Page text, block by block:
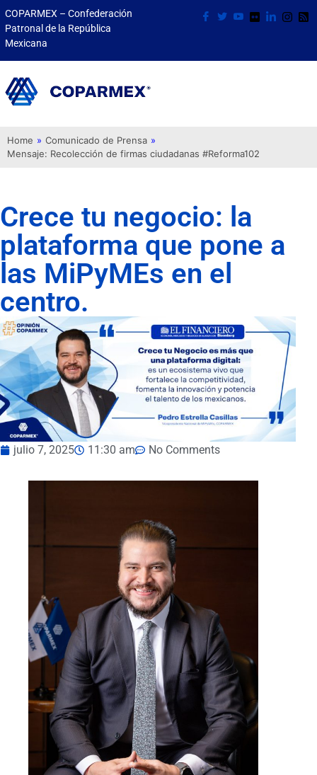
COPARMEX – Confederación
Patronal de la República
Mexicana
Home » Comunicado de Prensa »
Mensaje: Recolección de firmas ciudadanas #Reforma102
Crece tu negocio: la
plataforma que pone a
las MiPyMEs en el
centro.
julio 7, 2025 11:30 am No Comments